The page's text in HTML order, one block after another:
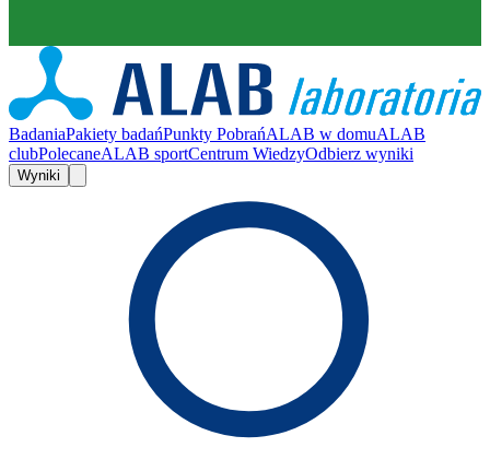
BadaniaPakiety badańPunkty PobrańALAB w domuALAB
clubPolecaneALAB sportCentrum WiedzyOdbierz wyniki
Wyniki